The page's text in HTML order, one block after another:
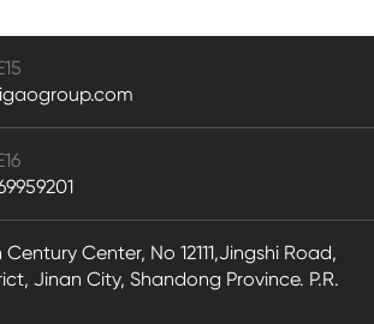
Center, No 12111,Jingshi Road,
Jinan City, Shandong Province. P.R.